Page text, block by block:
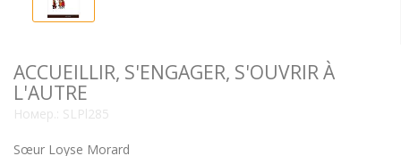
ACCUEILLIR, S'ENGAGER, S'OUVRIR À
L'AUTRE
Номер.: SLPl285
Sœur Loyse Morard